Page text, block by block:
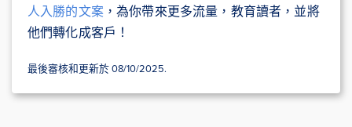
人入勝的文案，為你帶來更多流量，教育讀者，並將
他們轉化成客戶！
最後審核和更新於 08/10/2025.